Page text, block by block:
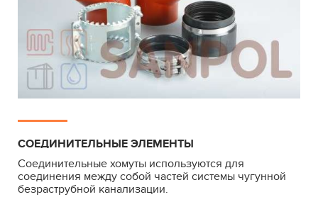
СОЕДИНИТЕЛЬНЫЕ ЭЛЕМЕНТЫ
Соединительные хомуты используются для
соединения между собой частей системы чугунной
безраструбной канализации.